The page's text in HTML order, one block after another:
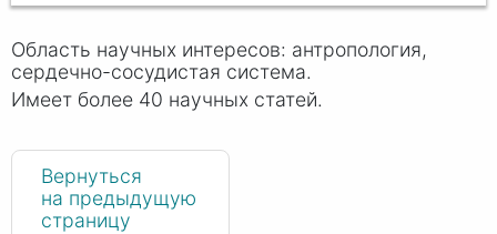
Область научных интересов: антропология,
сердечно-сосудистая система.
Имеет более 40 научных статей.
Вернуться
на предыдущую
страницу